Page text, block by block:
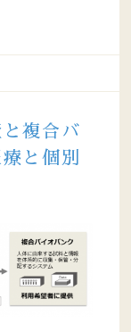
複合バ
と個別